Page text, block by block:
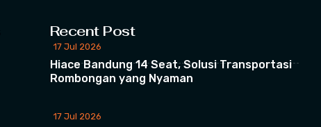
Recent Post
17 Jul 2026
Hiace Bandung 14 Seat, Solusi Transportasi
Rombongan yang Nyaman
17 Jul 2026